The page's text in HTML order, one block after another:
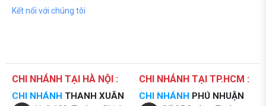
Kết nối với chúng tôi
CHI NHÁNH TẠI HÀ NỘI :
CHI NHÁNH THANH XUÂN
CHI NHÁNH TẠI TP.HCM :
CHI NHÁNH PHÚ NHUẬN